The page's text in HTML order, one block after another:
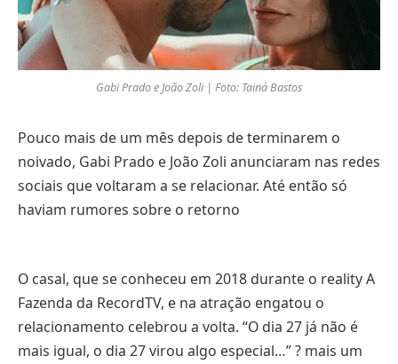
Gabi Prado e João Zoli | Foto: Tainá Bastos
Pouco mais de um mês depois de terminarem o
noivado, Gabi Prado e João Zoli anunciaram nas redes
sociais que voltaram a se relacionar. Até então só
haviam rumores sobre o retorno
O casal, que se conheceu em 2018 durante o reality A
Fazenda da RecordTV, e na atração engatou o
relacionamento celebrou a volta. “O dia 27 já não é
mais igual, o dia 27 virou algo especial…” ? mais um